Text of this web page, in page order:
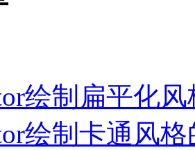
绘制扁平化风
绘制卡通风格